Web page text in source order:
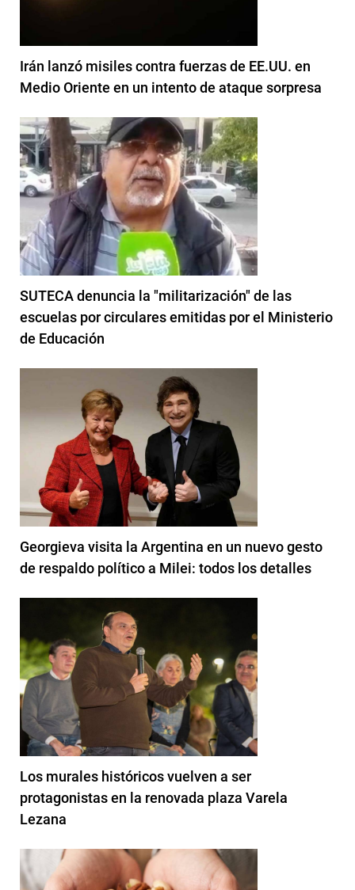
Irán lanzó misiles contra fuerzas de EE.UU. en
Medio Oriente en un intento de ataque sorpresa
SUTECA denuncia la "militarización" de las
escuelas por circulares emitidas por el Ministerio
de Educación
Georgieva visita la Argentina en un nuevo gesto
de respaldo político a Milei: todos los detalles
Los murales históricos vuelven a ser
protagonistas en la renovada plaza Varela
Lezana